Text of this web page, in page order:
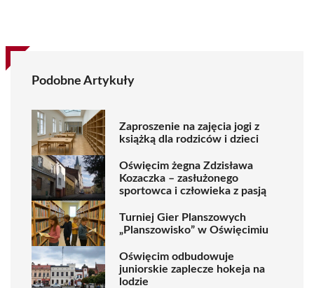
Podobne Artykuły
Zaproszenie na zajęcia jogi z
książką dla rodziców i dzieci
Oświęcim żegna Zdzisława
Kozaczka – zasłużonego
sportowca i człowieka z pasją
Turniej Gier Planszowych
„Planszowisko” w Oświęcimiu
Oświęcim odbudowuje
juniorskie zaplecze hokeja na
lodzie